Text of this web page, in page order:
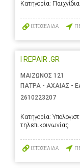
Κατηγορία:
ΙΣΤΟΣΕΛΙΔΑ
I REPAIR .GR
ΜΑΙΖΩΝΟΣ 121
ΠΑΤΡΑ - ΑΧΑΙΑΣ -
2610223207
Κατηγορία:
τηλεπικοινωνίας
ΙΣΤΟΣΕΛΙΔΑ